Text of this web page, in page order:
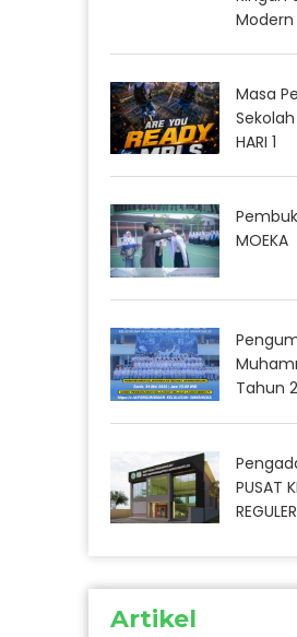
Masa
HARI 1
MOEKA
Tahun
PUSAT
Artikel